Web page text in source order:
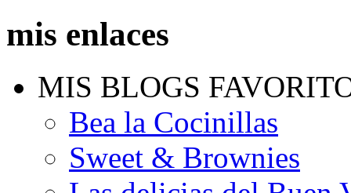
mis enlaces
MIS BLOGS
Bea la Cocinillas
Sweet & Brownies